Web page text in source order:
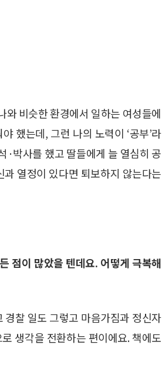
비슷한 환경에서 일하는 여성들에
했는데, 그런 나의 노력이 ‘공부’라
·박사를 했고 딸들에게 늘 열심히 공
과 열정이 있다면 퇴보하지 않는다는
점이 많았을 텐데요. 어떻게 극복해
찰 일도 그렇고 마음가짐과 정신자
생각을 전환하는 편이에요. 책에도